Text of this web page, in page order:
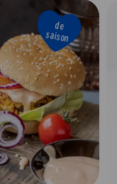
de
saison